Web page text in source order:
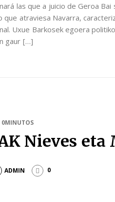
las que a juicio de Geroa
que atraviesa Navarra,
Uxue Barkosek egoera
gaur […]
0MINUTOS
Nieves eta
ADMIN 0